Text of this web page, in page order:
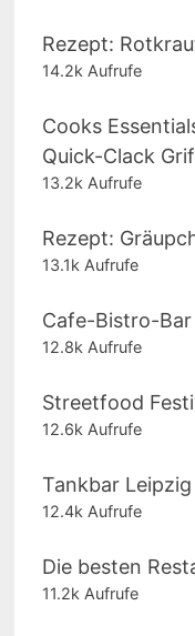
Rezept:
14.2k Aufrufe
Cooks
Quick-Clack
13.2k Aufrufe
Rezept:
13.1k Aufrufe
Cafe-Bistro-Bar
12.8k Aufrufe
Streetfood
12.6k Aufrufe
Tankbar Leipzig
12.4k Aufrufe
Die besten
11.2k Aufrufe